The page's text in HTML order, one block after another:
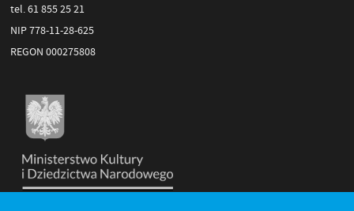
tel. 61 855 25 21
NIP 778-11-28-625
REGON 000275808